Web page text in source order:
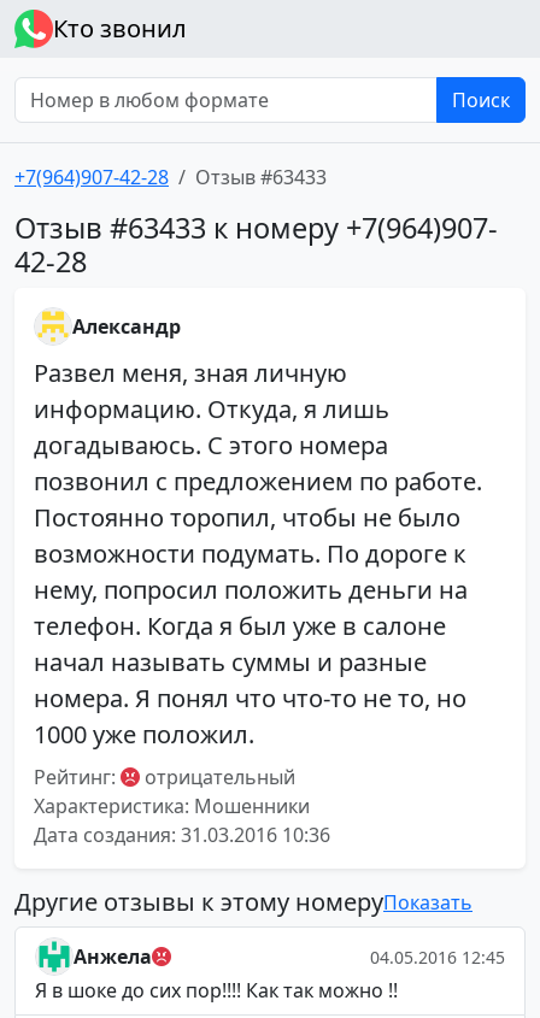
Кто звонил
Поиск
+7(964)907-42-28 Отзыв #63433
Отзыв #63433 к номеру +7(964)907-
42-28
Александр
Развел меня, зная личную
информацию. Откуда, я лишь
догадываюсь. С этого номера
позвонил с предложением по работе.
Постоянно торопил, чтобы не было
возможности подумать. По дороге к
нему, попросил положить деньги на
телефон. Когда я был уже в салоне
начал называть суммы и разные
номера. Я понял что что-то не то, но
1000 уже положил.
Рейтинг:
отрицательный
Характеристика: Мошенники
Дата создания: 31.03.2016 10:36
Другие отзывы к этому номеруПоказать
Анжела 04.05.2016 12:45
Я в шоке до сих пор!!!! Как так можно !!